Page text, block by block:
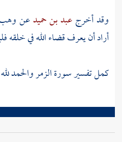
وقد أخرجعبد بن حميدعن
أراد أن يعرف قضاء الله في خلقه
كمل تفسير سورة الزمر والحمد